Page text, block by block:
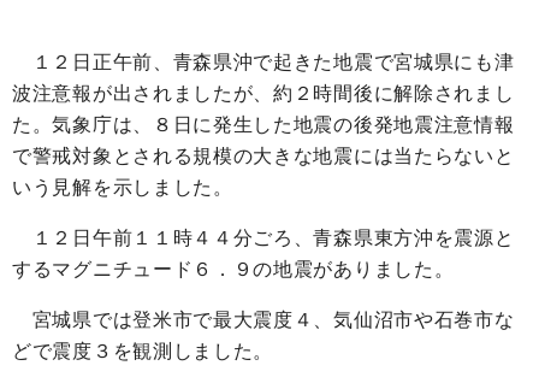
１２日正午前、青森県沖で起きた地震で宮城県にも津
波注意報が出されましたが、約２時間後に解除されまし
た。気象庁は、８日に発生した地震の後発地震注意情報
で警戒対象とされる規模の大きな地震には当たらないと
いう見解を示しました。
１２日午前１１時４４分ごろ、青森県東方沖を震源と
するマグニチュード６．９の地震がありました。
宮城県では登米市で最大震度４、気仙沼市や石巻市な
どで震度３を観測しました。